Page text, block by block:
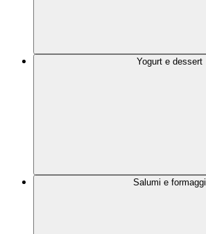
Yogurt e dessert
Salumi e formaggi